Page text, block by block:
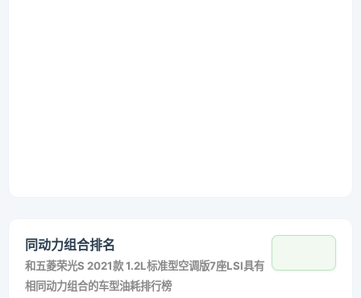
同动力组合排名
和五菱荣光S 2021款 1.2L标准型空调版7座LSI具有
相同动力组合的车型油耗排行榜